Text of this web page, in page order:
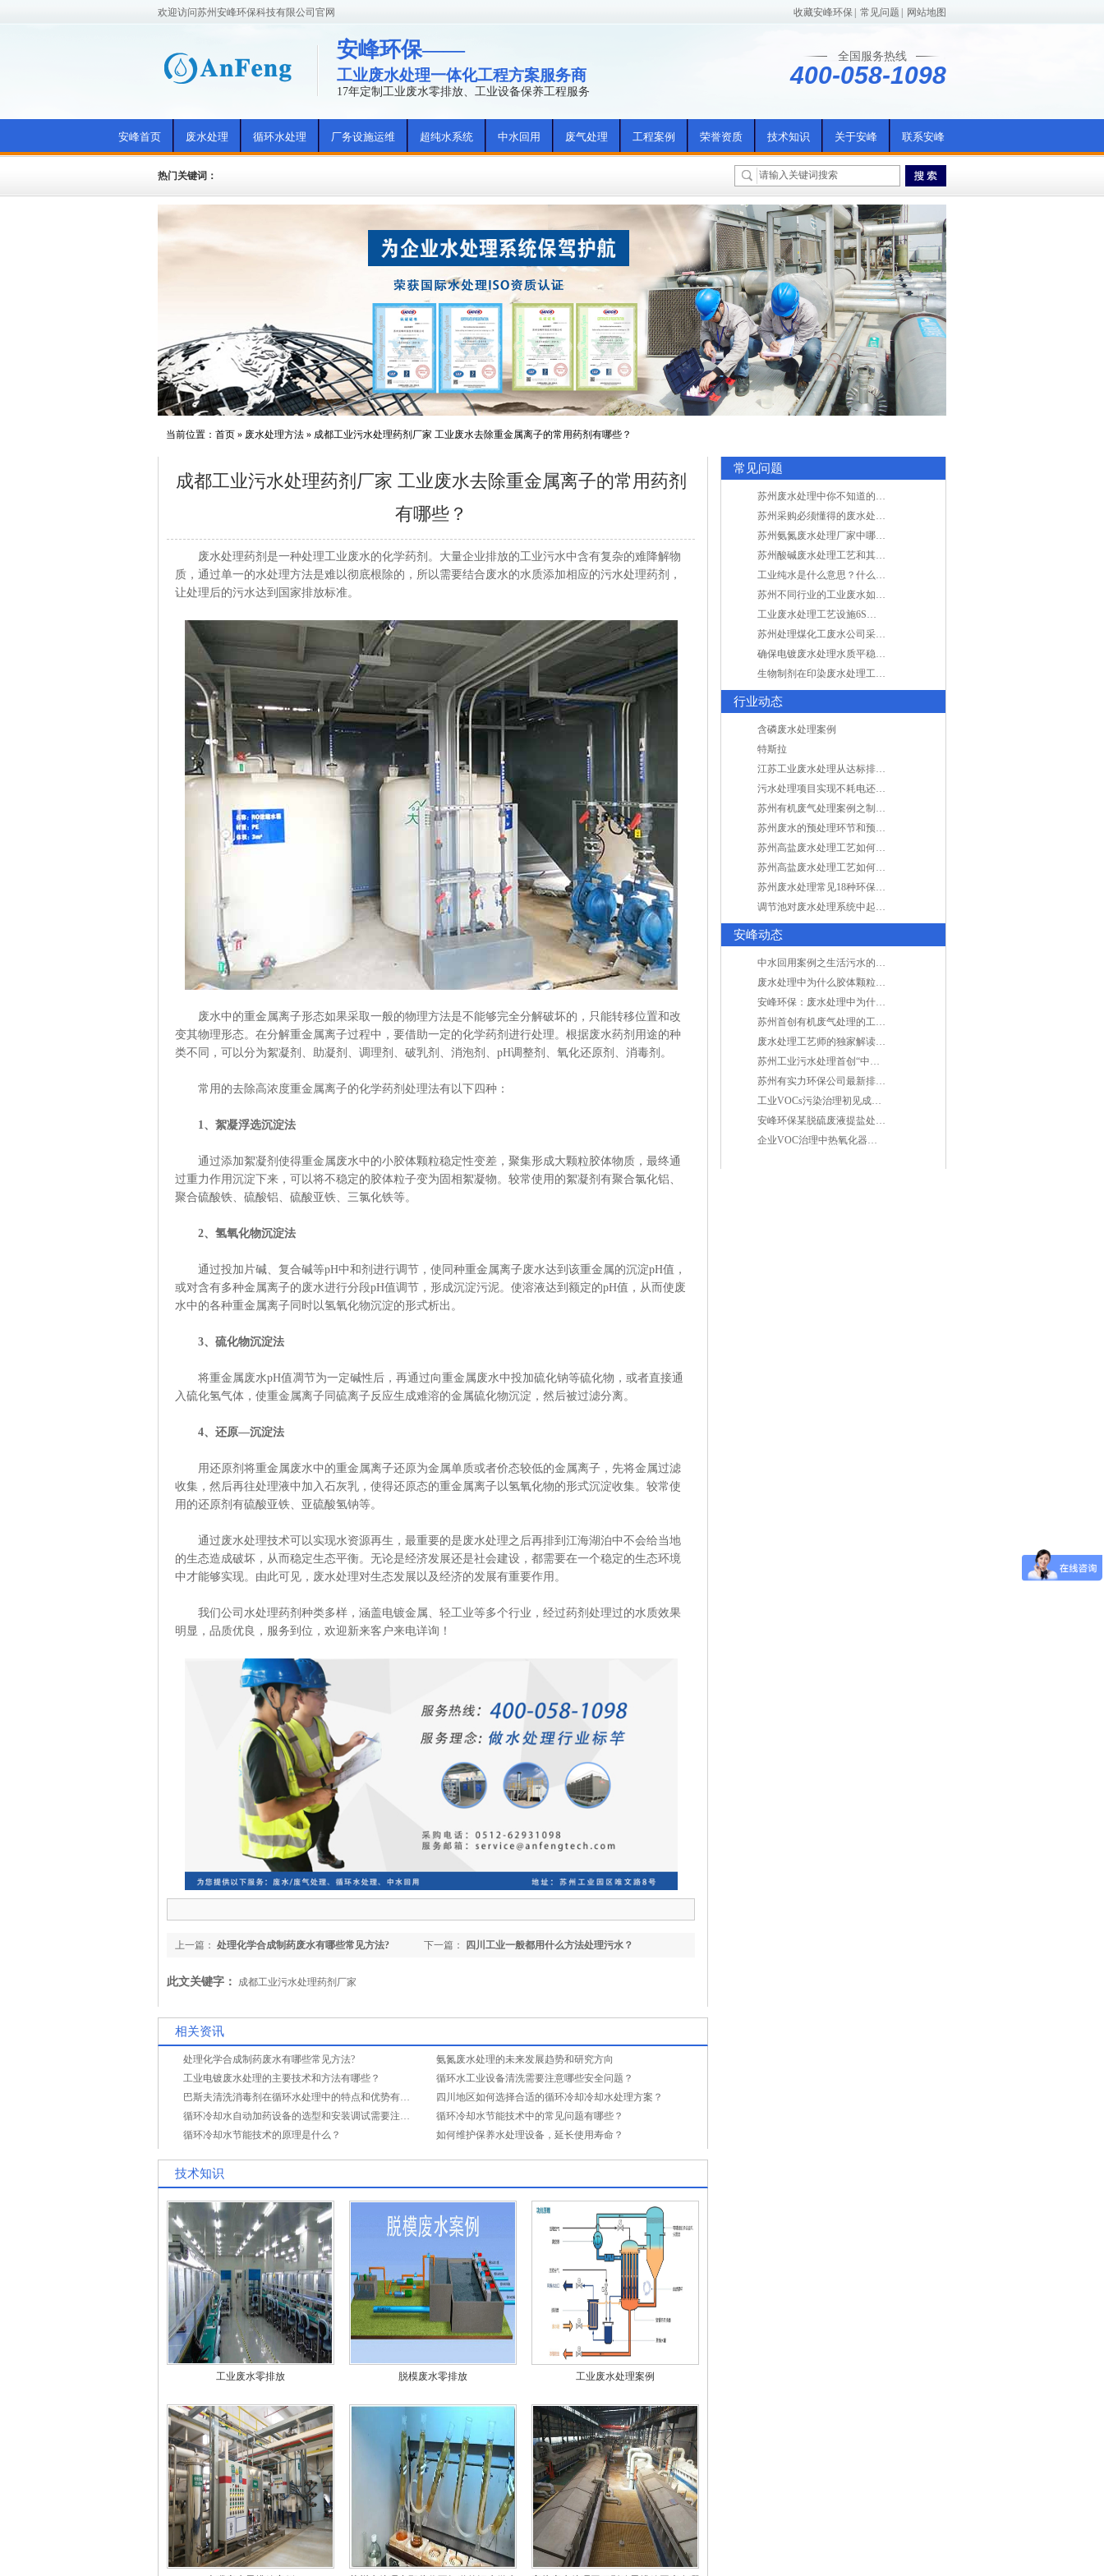
欢迎访问苏州安峰环保科技有限公司官网 收藏安峰环保 常见问题 网站地图
安峰环保——
工业废水处理一体化工程方案服务商
17年定制工业废水零排放、工业设备保养工程服务
全国服务热线
400-058-1098
安峰首页 废水处理 循环水处理 厂务设施运维 超纯水系统 中水回用 废气处理 工程案例 荣誉资质 技术知识 关于安峰 联系安峰
热门关键词：
当前位置： 首页 » 废水处理方法 » 成都工业污水处理药剂厂家 工业废水去除重金属离子的常用药剂有哪些？
成都工业污水处理药剂厂家 工业废水去除重金属离子的常用药剂
有哪些？
废水处理药剂是一种处理工业废水的化学药剂。大量企业排放的工业污水中含有复杂的难降解物
质，通过单一的水处理方法是难以彻底根除的，所以需要结合废水的水质添加相应的污水处理药剂，
让处理后的污水达到国家排放标准。
废水中的重金属离子形态如果采取一般的物理方法是不能够完全分解破坏的，只能转移位置和改
变其物理形态。在分解重金属离子过程中，要借助一定的化学药剂进行处理。根据废水药剂用途的种
类不同，可以分为絮凝剂、助凝剂、调理剂、破乳剂、消泡剂、pH调整剂、氧化还原剂、消毒剂。
常用的去除高浓度重金属离子的化学药剂处理法有以下四种：
1、絮凝浮选沉淀法
通过添加絮凝剂使得重金属废水中的小胶体颗粒稳定性变差，聚集形成大颗粒胶体物质，最终通
过重力作用沉淀下来，可以将不稳定的胶体粒子变为固相絮凝物。较常使用的絮凝剂有聚合氯化铝、
聚合硫酸铁、硫酸铝、硫酸亚铁、三氯化铁等。
2、氢氧化物沉淀法
通过投加片碱、复合碱等pH中和剂进行调节，使同种重金属离子废水达到该重金属的沉淀pH值，
或对含有多种金属离子的废水进行分段pH值调节，形成沉淀污泥。使溶液达到额定的pH值，从而使废
水中的各种重金属离子同时以氢氧化物沉淀的形式析出。
3、硫化物沉淀法
将重金属废水pH值凋节为一定碱性后，再通过向重金属废水中投加硫化钠等硫化物，或者直接通
入硫化氢气体，使重金属离子同硫离子反应生成难溶的金属硫化物沉淀，然后被过滤分离。
4、还原—沉淀法
用还原剂将重金属废水中的重金属离子还原为金属单质或者价态较低的金属离子，先将金属过滤
收集，然后再往处理液中加入石灰乳，使得还原态的重金属离子以氢氧化物的形式沉淀收集。较常使
用的还原剂有硫酸亚铁、亚硫酸氢钠等。
通过废水处理技术可以实现水资源再生，最重要的是废水处理之后再排到江海湖泊中不会给当地
的生态造成破坏，从而稳定生态平衡。无论是经济发展还是社会建设，都需要在一个稳定的生态环境
中才能够实现。由此可见，废水处理对生态发展以及经济的发展有重要作用。
我们公司水处理药剂种类多样，涵盖电镀金属、轻工业等多个行业，经过药剂处理过的水质效果
明显，品质优良，服务到位，欢迎新来客户来电详询！
下一篇： 四川工业一般都用什么方法处理污水？
上一篇： 处理化学合成制药废水有哪些常见方法?
此文关键字： 成都工业污水处理药剂厂家
相关资讯
处理化学合成制药废水有哪些常见方法?
氨氮废水处理的未来发展趋势和研究方向
工业电镀废水处理的主要技术和方法有哪些？
循环水工业设备清洗需要注意哪些安全问题？
巴斯夫清洗消毒剂在循环水处理中的特点和优势有哪些？
四川地区如何选择合适的循环冷却冷却水处理方案？
循环冷却水自动加药设备的选型和安装调试需要注意哪些事项？
循环冷却水节能技术中的常见问题有哪些？
循环冷却水节能技术的原理是什么？
如何维护保养水处理设备，延长使用寿命？
技术知识
工业废水零排放 脱模废水零排放 工业废水处理案例
常见问题
苏州废水处理中你不知道的工艺全在这里
苏州采购必须懂得的废水处理问题，值得收藏！
苏州氨氮废水处理厂家中哪家最专业？
苏州酸碱废水处理工艺和其他废水处理的区别
工业纯水是什么意思？什么是纯水处理？
苏州不同行业的工业废水如何处理的？
工业废水处理工艺设施6S现场管理
苏州处理煤化工废水公司采用哪些工艺方法?
确保电镀废水处理水质平稳因素有哪些？
生物制剂在印染废水处理工艺技术中效果如何？
行业动态
含磷废水处理案例
特斯拉
江苏工业废水处理从达标排放到零排放
污水处理项目实现不耗电还省电的技术革新
苏州有机废气处理案例之制药类企业处理工艺
苏州废水的预处理环节和预计达到目的
苏州高盐废水处理工艺如何实现行业升级
苏州高盐废水处理工艺如何实现行业升级
苏州废水处理常见18种环保术语，秒懂！
调节池对废水处理系统中起到怎样的作用？
安峰动态
中水回用案例之生活污水的二次处理利用
废水处理中为什么胶体颗粒不易自然沉降?
安峰环保：废水处理中为什么胶体颗粒不易自然沉降?
苏州首创有机废气处理的工艺测试
废水处理工艺师的独家解读废水处理知识
苏州工业污水处理首创“中水”回用经济
苏州有实力环保公司最新排名/知名环保公司有哪些?
工业VOCs污染治理初见成效：地球比20年前更绿
安峰环保某脱硫废液提盐处理项目验收成功
企业VOC治理中热氧化器如何安全运行？